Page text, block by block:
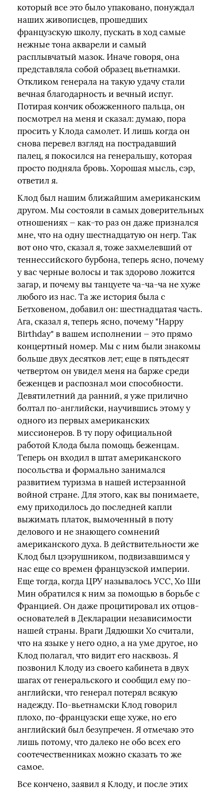
который все это было упаковано, понуждал
наших живописцев, прошедших
французскую школу, пускать в ход самые
нежные тона акварели и самый
расплывчатый мазок. Иначе говоря, она
представляла собой образец вьетнамки.
Откликом генерала на такую удачу стали
вечная благодарность и вечный испуг.
Потирая кончик обожженного пальца, он
посмотрел на меня и сказал: думаю, пора
просить у Клода самолет. И лишь когда он
снова перевел взгляд на пострадавший
палец, я покосился на генеральшу, которая
просто подняла бровь. Хорошая мысль, сэр,
ответил я.
Клод был нашим ближайшим американским
другом. Мы состояли в самых доверительных
отношениях — как-то раз он даже признался
мне, что на одну шестнадцатую он негр. Так
вот оно что, сказал я, тоже захмелевший от
теннессийского бурбона, теперь ясно, почему
у вас черные волосы и так здорово ложится
загар, и почему вы танцуете ча-ча-ча не хуже
любого из нас. Та же история была с
Бетховеном, добавил он: шестнадцатая часть.
Ага, сказал я, теперь ясно, почему "Happy
Birthday" в вашем исполнении — это прямо
концертный номер. Мы с ним были знакомы
больше двух десятков лет; еще в пятьдесят
четвертом он увидел меня на барже среди
беженцев и распознал мои способности.
Девятилетний да ранний, я уже прилично
болтал по-английски, научившись этому у
одного из первых американских
миссионеров. В ту пору официальной
работой Клода была помощь беженцам.
Теперь он входил в штат американского
посольства и формально занимался
развитием туризма в нашей истерзанной
войной стране. Для этого, как вы понимаете,
ему приходилось до последней капли
выжимать платок, вымоченный в поту
делового и не знающего сомнений
американского духа. В действительности же
Клод был цээрушником, подвизавшимся у
нас еще со времен французской империи.
Еще тогда, когда ЦРУ называлось УСС, Хо Ши
Мин обратился к ним за помощью в борьбе с
Францией. Он даже процитировал их отцов-
основателей в Декларации независимости
нашей страны. Враги Дядюшки Хо считали,
что на языке у него одно, а на уме другое, но
Клод полагал, что видит его насквозь. Я
позвонил Клоду из своего кабинета в двух
шагах от генеральского и сообщил ему по-
английски, что генерал потерял всякую
надежду. По-вьетнамски Клод говорил
плохо, по-французски еще хуже, но его
английский был безупречен. Я отмечаю это
лишь потому, что далеко не обо всех его
соотечественниках можно сказать то же
самое.
Все кончено, заявил я Клоду, и после этих